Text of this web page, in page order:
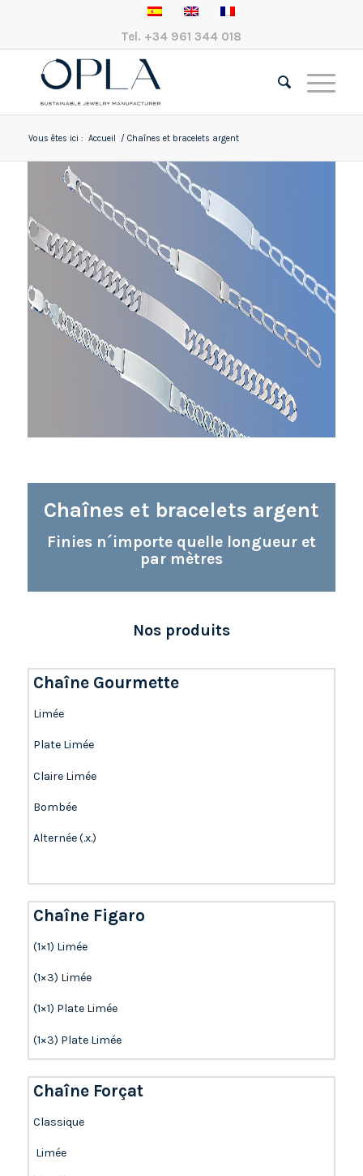
Tel. +34 961 344 018
Vous êtes ici : Accueil / Chaînes et bracelets argent
Chaînes et bracelets argent
Finies n´importe quelle longueur et
par mètres
Nos produits
Chaîne Gourmette
Limée
Plate Limée
Claire Limée
Bombée
Alternée (.x.)
Chaîne Figaro
(1×1) Limée
(1×3) Limée
(1×1) Plate Limée
(1×3) Plate Limée
Chaîne Forçat
Classique
Limée